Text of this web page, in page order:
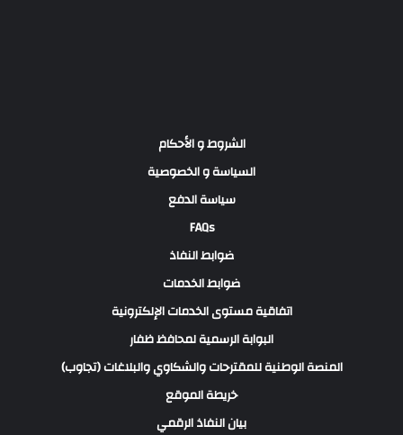
الشروط و الأحكام
السياسة و الخصوصية
سياسة الدفع
FAQs
ضوابط النفاذ
ضوابط الخدمات
اتفاقية مستوى الخدمات الإلكترونية
البوابة الرسمية لمحافظ ظفار
المنصة الوطنية للمقترحات والشكاوي والبلاغات (تجاوب)
خريطة الموقع
بيان النفاذ الرقمي